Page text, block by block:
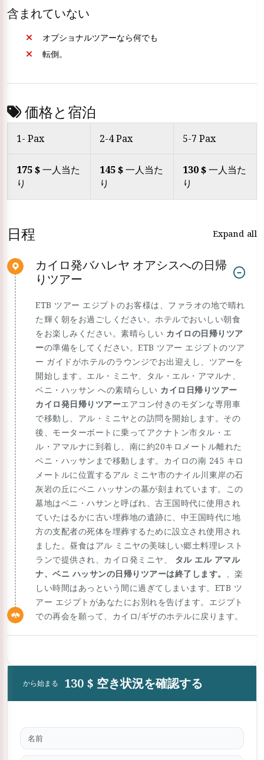
含まれていない
オプショナルツアーなら何でも
転倒。
価格と宿泊
1- Pax 2-4 Pax 5-7 Pax
175 $一人当た
り
145 $一人当た
り
130 $一人当た
り
日程 Expand all
カイロ発バハレヤ オアシスへの日帰
りツアー
ETB ツアー エジプトのお客様は、ファラオの地で晴れ
た輝く朝をお過ごしください。ホテルでおいしい朝食
をお楽しみください。素晴らしい カイロの日帰りツア
ーの準備をしてください。ETB ツアー エジプトのツア
ー ガイドがホテルのラウンジでお出迎えし、ツアーを
開始します。エル・ミニヤ、タル・エル・アマルナ、
ベニ・ハッサン への素晴らしい カイロ日帰りツアー
カイロ発日帰りツアーエアコン付きのモダンな専用車
で移動し、アル・ミニヤとの訪問を開始します。その
後、モーターボートに乗ってアクナトン市タル・エ
ル・アマルナに到着し、南に約20キロメートル離れた
ベニ・ハッサンまで移動します。カイロの南 245 キロ
メートルに位置するアル ミニヤ市のナイル川東岸の石
灰岩の丘にベニ ハッサンの墓が刻まれています。この
墓地はベニ・ハサンと呼ばれ、古王国時代に使用され
ていたはるかに古い埋葬地の遺跡に、中王国時代に地
方の支配者の死体を埋葬するために設立され使用され
ました。昼食はアル ミニヤの美味しい郷土料理レスト
ランで提供され、カイロ発ミニヤ、 タル エル アマル
ナ、ベニ ハッサンの日帰りツアーは終了します。 、楽
しい時間はあっという間に過ぎてしまいます。ETB ツ
アー エジプトがあなたにお別れを告げます。エジプト
での再会を願って、カイロ/ギザのホテルに戻ります。
から始まる 130 $ 空き状況を確認する